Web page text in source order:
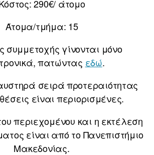
290€/ άτομο
Άτομα/τμήμα: 15
συμμετοχής γίνονται μόνο
πατώντας εδώ.
σειρά προτεραιότητας
είναι περιορισμένες.
περιεχομένου και η εκτέλεση
είναι από το Πανεπιστήμιο
Μακεδονίας.